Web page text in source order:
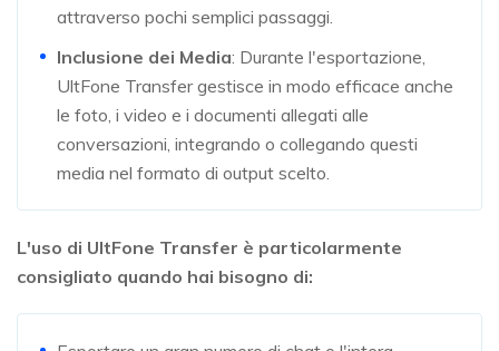
attraverso pochi semplici passaggi.
Inclusione dei Media: Durante l'esportazione,
UltFone Transfer gestisce in modo efficace anche
le foto, i video e i documenti allegati alle
conversazioni, integrando o collegando questi
media nel formato di output scelto.
L'uso di UltFone Transfer è particolarmente
consigliato quando hai bisogno di: